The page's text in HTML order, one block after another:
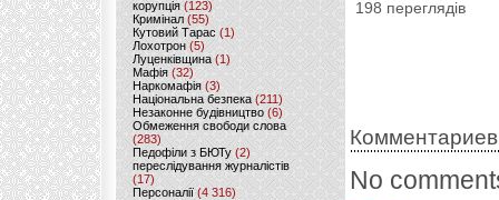
корупція (123)
Кримінал (55)
Кутовий Тарас (1)
Лохотрон(5)
Луценківщина (1)
Мафія (32)
Наркомафія (3)
Національна безпека (211)
Незаконне будівництво(6)
Обмеження свободи слова
(283)
Педофіли з БЮТу (2)
переслідування журналістів
(17)
Персоналії (4 316)
198 переглядів
No